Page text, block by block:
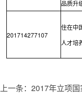
品质升
201714277107
住在中
人才培
上一条： 2017年立项国